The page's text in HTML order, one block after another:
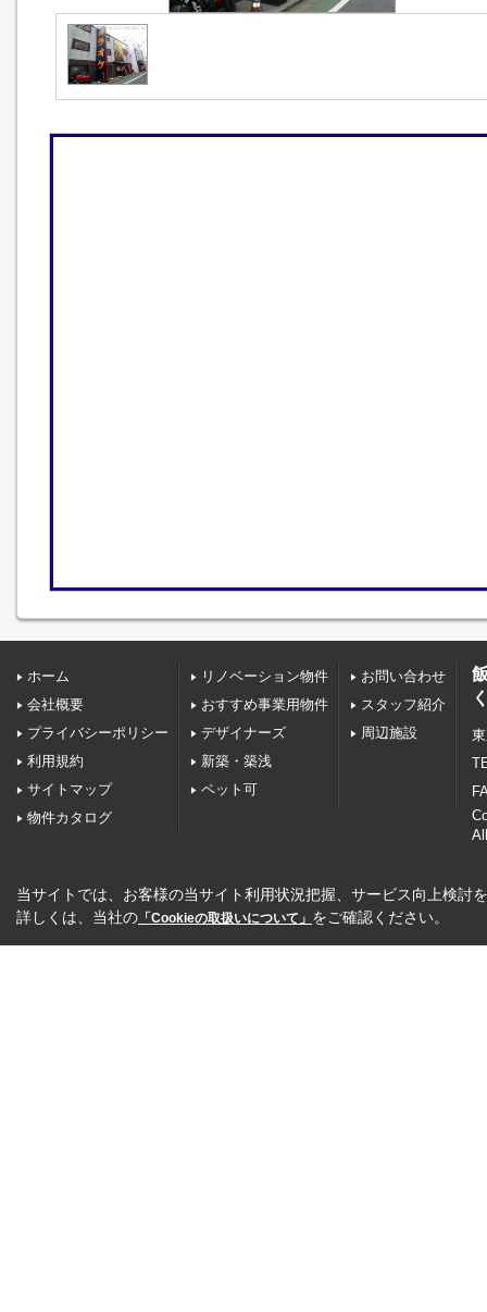
ホーム
会社概要
プライバシーポリシー
利用規約
サイトマップ
物件カタログ
リノベーション物件
おすすめ事業用物件
デザイナーズ
新築・築浅
ペット可
お問い合わせ
スタッフ紹介
周辺施設
当サイトでは、お客様の当サイト利用状況把握、サービス向上検討
詳しくは、当社の 「Cookieの取扱いについて」 をご確認ください。